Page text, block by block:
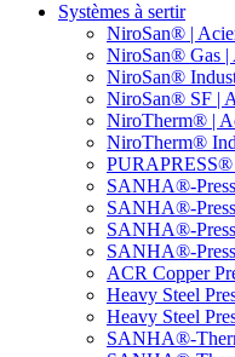
Systèmes à sertir
NiroSan® |
NiroSan® Gas |
NiroSan®
NiroSan® SF |
NiroTherm® |
NiroTherm®
PURAPRESS®
SANHA®-
SANHA®-
SANHA®-
SANHA®-
ACR Copper
Heavy Steel
Heavy Steel
SANHA®-